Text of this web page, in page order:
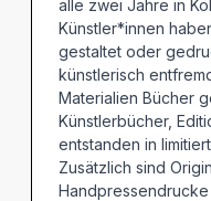
alle zwei Jahre in
Künstler*innen
gestaltet oder
künstlerisch
Materialien Bücher
Künstlerbücher,
entstanden in
Zusätzlich sind